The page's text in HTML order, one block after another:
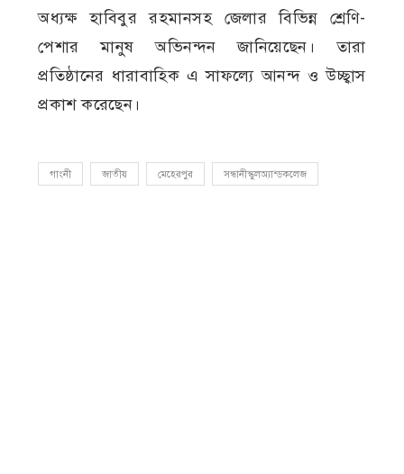
অধ্যক্ষ হাবিবুর রহমানসহ জেলার বিভিন্ন শ্রেণি-
পেশার মানুষ অভিনন্দন জানিয়েছেন। তারা
প্রতিষ্ঠানের ধারাবাহিক এ সাফল্যে আনন্দ ও উচ্ছ্বাস
প্রকাশ করেছেন।
গাংনী জাতীয় মেহেরপুর সন্ধানীস্কুলঅ্যান্ডকলেজ